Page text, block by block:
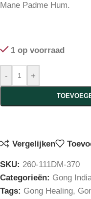
Mane Padme Hum.
1 op voorraad
- +
Vergelijken
SKU: 260-111DM-370
Categorieën: Gong
Tags: Gong Healing,